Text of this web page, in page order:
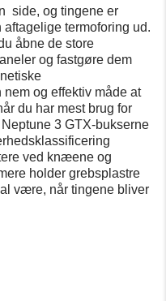
side, og tingene er
termoforing ud.
åbne de store
og fastgøre dem
og effektiv måde at
du har mest brug for
3 GTX-bukserne
ved knæene og
holder grebsplastre
være, når tingene bliver